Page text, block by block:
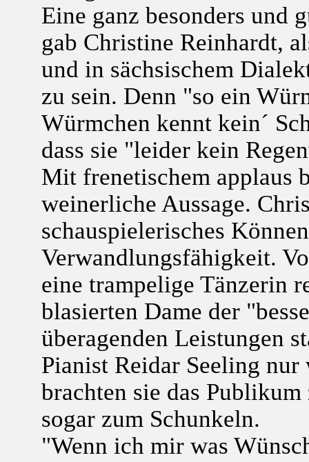
Eine ganz besonders und
gab Christine Reinhardt,
und in sächsischem
zu sein. Denn "so ein
Würmchen kennt kein´
dass sie "leider kein
Mit frenetischem applaus
weinerliche Aussage.
schauspielerisches
Verwandlungsfähigkeit.
eine trampelige Tänzerin
blasierten Dame der
überagenden Leistungen
Pianist Reidar Seeling nur
brachten sie das
sogar zum Schunkeln.
"Wenn ich mir was